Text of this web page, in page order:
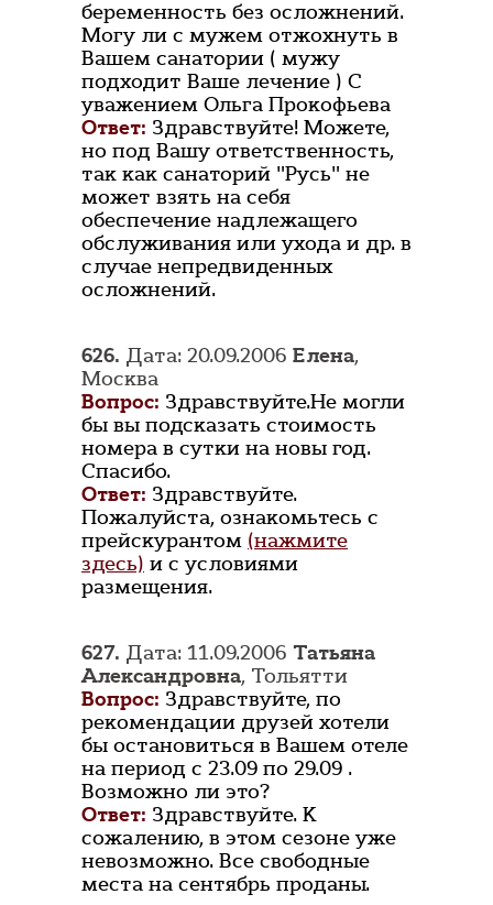
беременность без осложнений.
Могу ли с мужем отжохнуть в
Вашем санатории ( мужу
подходит Ваше лечение ) С
уважением Ольга Прокофьева
Ответ: Здравствуйте! Можете,
но под Вашу ответственность,
так как санаторий "Русь" не
может взять на себя
обеспечение надлежащего
обслуживания или ухода и др. в
случае непредвиденных
осложнений.
626. Дата: 20.09.2006 Елена,
Москва
Вопрос: Здравствуйте.Не могли
бы вы подсказать стоимость
номера в сутки на новы год.
Спасибо.
Ответ: Здравствуйте.
Пожалуйста, ознакомьтесь с
прейскурантом (нажмите
здесь) и с условиями
размещения.
627. Дата: 11.09.2006 Татьяна
Александровна, Тольятти
Вопрос: Здравствуйте, по
рекомендации друзей хотели
бы остановиться в Вашем отеле
на период с 23.09 по 29.09 .
Возможно ли это?
Ответ: Здравствуйте. К
сожалению, в этом сезоне уже
невозможно. Все свободные
места на сентябрь проданы.